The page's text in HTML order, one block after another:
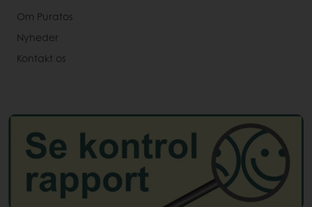
Om Puratos
Nyheder
Kontakt os